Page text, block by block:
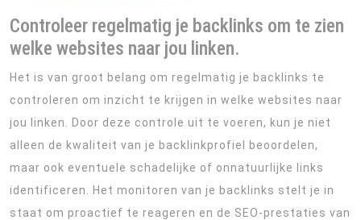
Controleer regelmatig je backlinks om te zien
welke websites naar jou linken.
Het is van groot belang om regelmatig je backlinks te
controleren om inzicht te krijgen in welke websites naar
jou linken. Door deze controle uit te voeren, kun je niet
alleen de kwaliteit van je backlinkprofiel beoordelen,
maar ook eventuele schadelijke of onnatuurlijke links
identificeren. Het monitoren van je backlinks stelt je in
staat om proactief te reageren en de SEO-prestaties van